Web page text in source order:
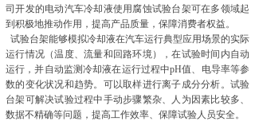
司开发的电动汽车冷却液使用腐蚀试验台架可在多领域起
到积极地推动作用，提高产品质量，保障消费者权益。
试验台架能够模拟冷却液在汽车运行典型应用场景的实际
运行情况（温度、流量和回路环境），在试验时间内自动
运行，并自动监测冷却液在运行过程中pH值、电导率等参
数的变化状况和趋势。可以取样进行离子成分分析。试验
台架可解决试验过程中手动步骤繁杂、人为因素比较多、
数据不精确等问题，提高工作效率、保障试验人员安全。